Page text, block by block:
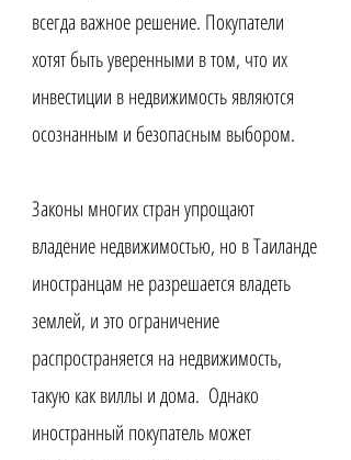
всегда важное решение. Покупатели
хотят быть уверенными в том, что их
инвестиции в недвижимость являются
осознанным и безопасным выбором.
Законы многих стран упрощают
владение недвижимостью, но в Таиланде
иностранцам не разрешается владеть
землей, и это ограничение
распространяется на недвижимость,
такую ​​как виллы и дома. ​ Однако
иностранный покупатель может